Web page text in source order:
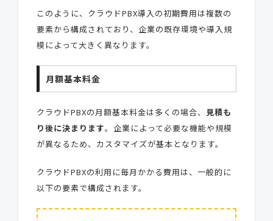
このように、クラウドPBX導入の初期費用は複数の
要素から構成されており、企業の既存環境や導入規
模によって大きく異なります。
月額基本料金
クラウドPBXの月額基本料金は多くの場合、 見積も
り後に決まります。企業によって必要な機能や規模
が異なるため、カスタマイズが基本となります。
クラウドPBXの利用に毎月かかる費用は、一般的に
以下の要素で構成されます。